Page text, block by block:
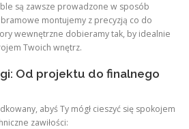
są zawsze prowadzone w sposób
montujemy z precyzją co do
wewnętrzne dobieramy tak, by idealnie
Twoich wnętrz.
Od projektu do finalnego
abyś Ty mógł cieszyć się spokojem
zawiłości: